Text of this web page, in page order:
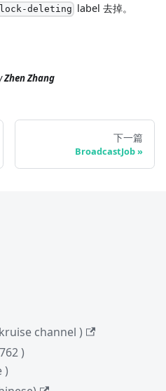
deleting label 去掉。
Zhen Zhang
下一篇
BroadcastJob
channel )
)
)